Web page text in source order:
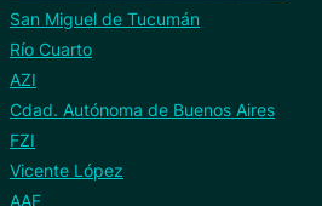
San Miguel de Tucumán
Río Cuarto
AZI
Cdad. Autónoma de Buenos Aires
FZI
Vicente López
AAF